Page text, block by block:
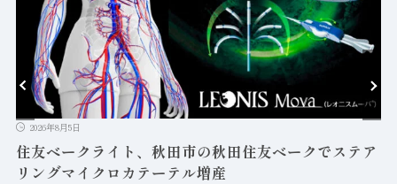
2026年8月5日
住友ベークライト、秋田市の秋田住友ベークでステア
リングマイクロカテーテル増産